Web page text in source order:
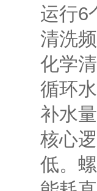
运行6
清洗
化学
循环
补水量
核心
低。